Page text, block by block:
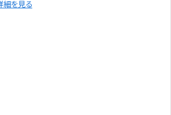
細を見る